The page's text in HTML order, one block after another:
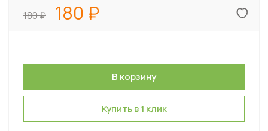
180 180
Купить в 1 клик